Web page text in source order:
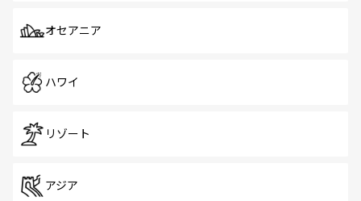
オセアニア
ハワイ
リゾート
アジア